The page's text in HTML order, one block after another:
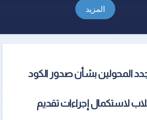
المزيد
المحولين بشأن صدور الكود
لاستكمال إجراءات تقديم